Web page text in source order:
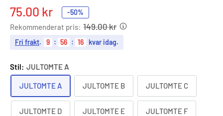
Sale
price
75.00 kr -50%
Rekommenderat pris: 149.00 kr
Fri frakt. 9 : 56 : 15 kvar idag.
Stil: JULTOMTE A
JULTOMTE A JULTOMTE B JULTOMTE C
JULTOMTE D JULTOMTE E JULTOMTE F